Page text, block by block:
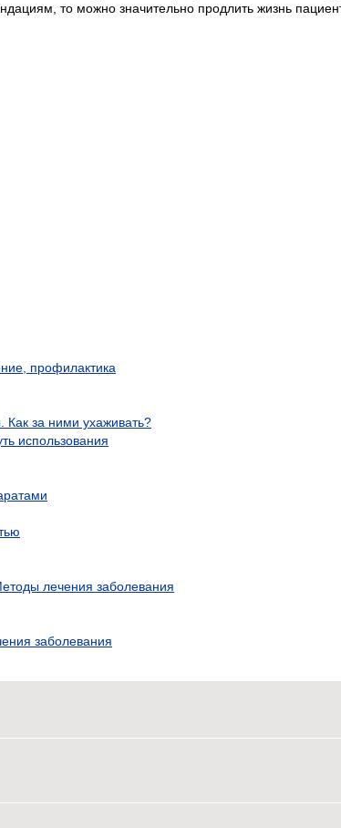
то можно значительно продлить жизнь
профилактика
за ними ухаживать?
использования
лечения заболевания
заболевания